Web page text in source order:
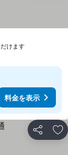
けます
料金を表示
シェア お